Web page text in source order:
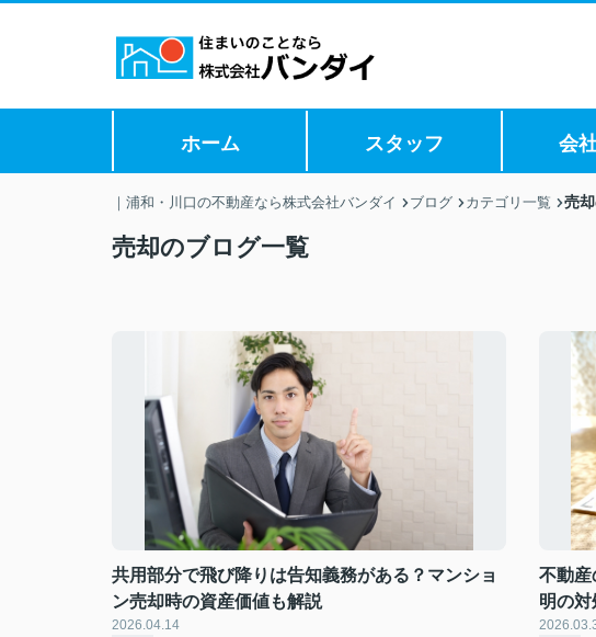
ホーム スタッフ 会
｜浦和・川口の不動産なら株式会社バンダイ ブログ カテゴリ一覧 売
売却のブログ一覧
共用部分で飛び降りは告知義務がある？マンショ
ン売却時の資産価値も解説
2026.04.14
不動産
明の